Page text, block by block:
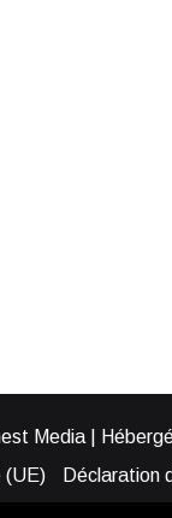
Media |
(UE) Déclaration